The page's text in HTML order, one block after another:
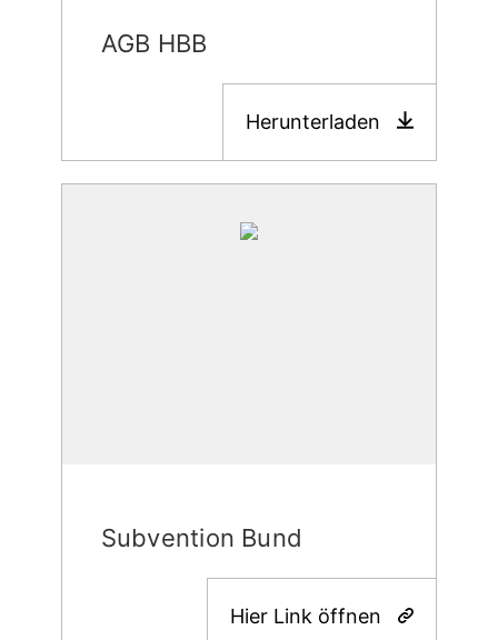
AGB HBB
Herunterladen
Subvention Bund
Hier Link öffnen